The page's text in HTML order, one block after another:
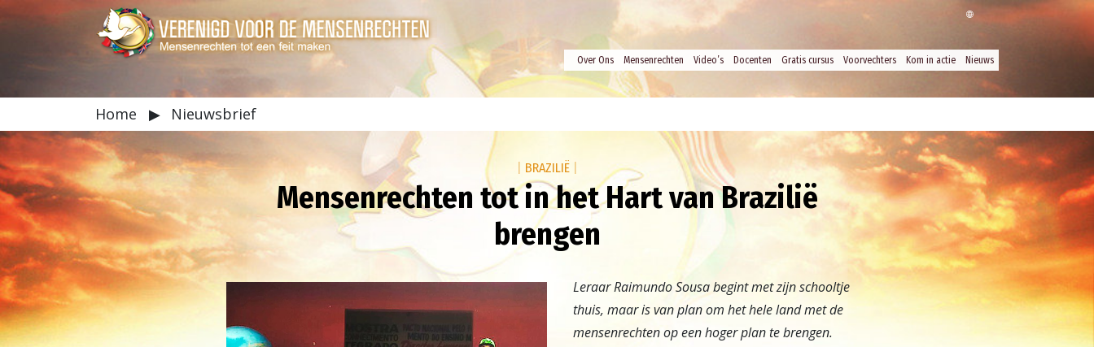
Over Ons Mensenrechten Video’s Docenten Gratis cursus Voorvechters Kom in actie Nieuws
Home ▶ Nieuwsbrief
BRAZILIË
Mensenrechten tot in het Hart van Brazilië
brengen
Leraar Raimundo Sousa begint met zijn schooltje
thuis, maar is van plan om het hele land met de
mensenrechten op een hoger plan te brengen.